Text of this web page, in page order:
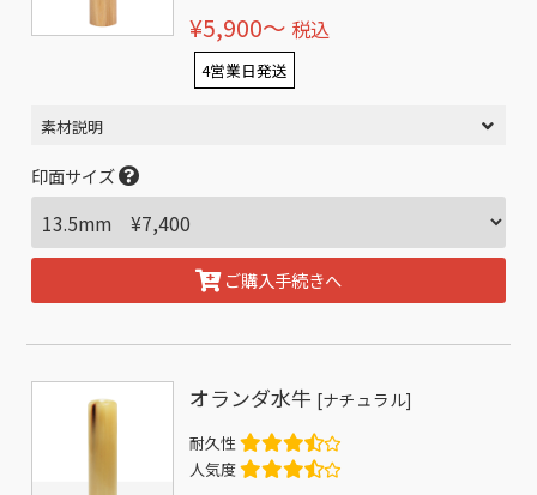
¥5,900〜 税込
4営業日発送
素材説明
印面サイズ
ご購入手続きへ
オランダ水牛 [ナチュラル]
耐久性
人気度